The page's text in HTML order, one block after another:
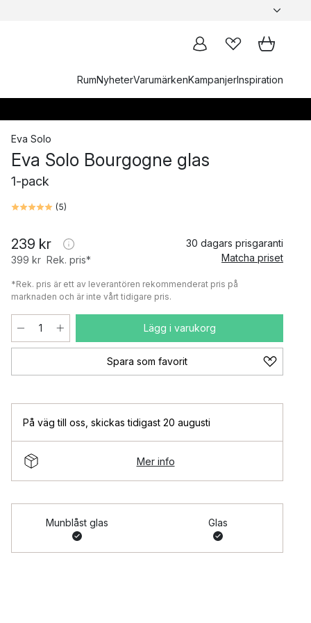
RumNyheterVarumärkenKampanjerInspiration
Eva Solo
Eva Solo Bourgogne glas
1-pack
(5)
239 kr
399 kr Rek. pris*
30 dagars prisgaranti
Matcha priset
*Rek. pris är ett av leverantören rekommenderat pris på
marknaden och är inte vårt tidigare pris.
Lägg i varukorg
Spara som favorit
På väg till oss skickas tidigast 20 augusti
Mer info
Munblåst glas Glas